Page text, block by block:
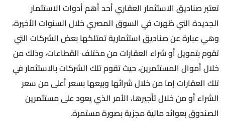
تعتبر صناديق الاستثمار العقاري أحد أهم أدوات الاستثمار
الجديدة التي ظهرت في السوق المصري خلال السنوات الأخيرة،
وهي عبارة عن صناديق استثمارية تمتلكها بعض الشركات التي
تقوم بتمويل أو شراء العقارات من مختلف القطاعات، وذلك من
خلال أموال المستثمرين، حيث تقوم تلك الشركات بالاستثمار في
تلك العقارات إما من خلال شرائها وبيعها بسعر أعلى من سعر
الشراء أو من خلال تأجيرها، الأمر الذي يعود على مستثمرين
الصندوق بعوائد مالية مجزية بصورة مستمرة.